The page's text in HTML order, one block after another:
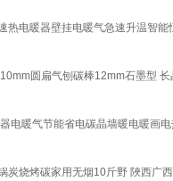
热电暖器壁挂电暖气急速升温智
圆扁气刨碳棒12mm石墨型
电暖气节能省电碳晶墙暖电暖画
炭烧烤碳家用无烟10斤野 陜西广